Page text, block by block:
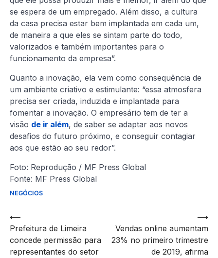
se espera de um empregado. Além disso, a cultura
da casa precisa estar bem implantada em cada um,
de maneira a que eles se sintam parte do todo,
valorizados e também importantes para o
funcionamento da empresa”.
Quanto a inovação, ela vem como consequência de
um ambiente criativo e estimulante: “essa atmosfera
precisa ser criada, induzida e implantada para
fomentar a inovação. O empresário tem de ter a
visão de ir além, de saber se adaptar aos novos
desafios do futuro próximo, e conseguir contagiar
aos que estão ao seu redor”.
Foto: Reprodução / MF Press Global
Fonte: MF Press Global
NEGÓCIOS
Navegação
de
artigos
⟵
Prefeitura de Limeira
concede permissão para
representantes do setor
Vendas online aumentam
23% no primeiro trimestre
de 2019, afirma
⟶